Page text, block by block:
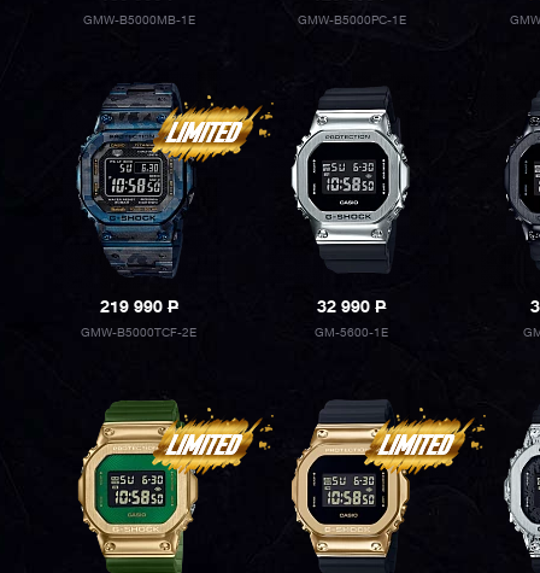
GMW-B5000MB-1E GMW-B5000PC-1E
219 990P
GMW-B5000TCF-2E
32 990P
GM-5600-1E